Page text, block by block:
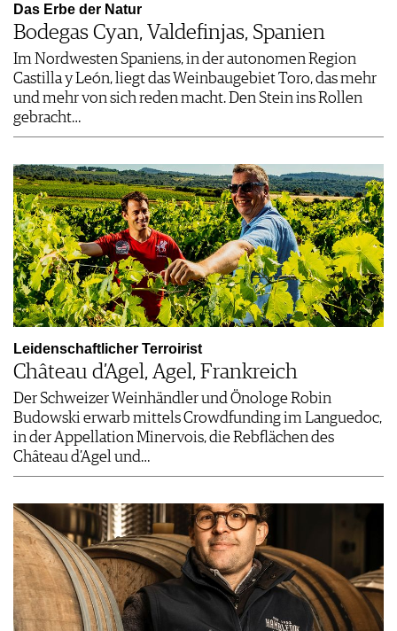
Das Erbe der Natur
Bodegas Cyan, Valdefinjas, Spanien
Im Nordwesten Spaniens, in der autonomen Region
Castilla y León, liegt das Weinbaugebiet Toro, das mehr
und mehr von sich reden macht. Den Stein ins Rollen
gebracht…
Leidenschaftlicher Terroirist
Château d’Agel, Agel, Frankreich
Der Schweizer Weinhändler und Önologe Robin
Budowski erwarb mittels Crowdfunding im Languedoc,
in der Appellation Minervois, die Rebflächen des
Château d’Agel und…